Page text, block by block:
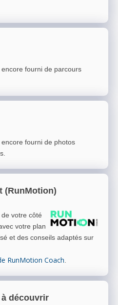
fourni de parcours
fourni de photos
(RunMotion)
votre côté
votre plan
et des conseils adaptés sur
RunMotion Coach.
découvrir